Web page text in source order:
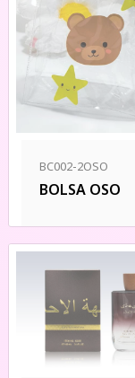
BC002-2OSO
BOLSA OSO